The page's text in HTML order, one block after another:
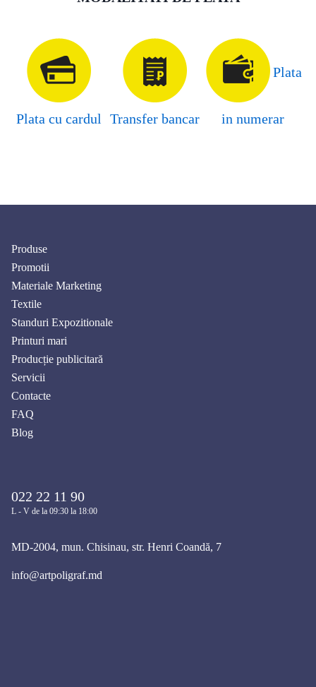
Plata cu cardul Transfer bancar
Plata
in numerar
Produse
Promotii
Materiale Marketing
Textile
Standuri Expozitionale
Printuri mari
Producție publicitară
Servicii
Contacte
FAQ
Blog
022 22 11 90
L - V de la 09:30 la 18:00
MD-2004, mun. Chisinau, str. Henri Coandă, 7
info@artpoligraf.md